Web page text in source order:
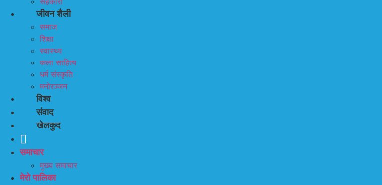
जीवन शैली
समाज
शिक्षा
स्वास्थ्य
कला साहित्य
धर्म संस्कृति
मनोरञ्जन
विश्व
संवाद
खेलकुद
समाचार
मुख्य समाचार
मेरो पालिका